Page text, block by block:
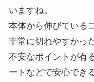
いますね。
本体から伸びている
非常に切れやすかっ
不安なポイントが有
ートなどで安心でき